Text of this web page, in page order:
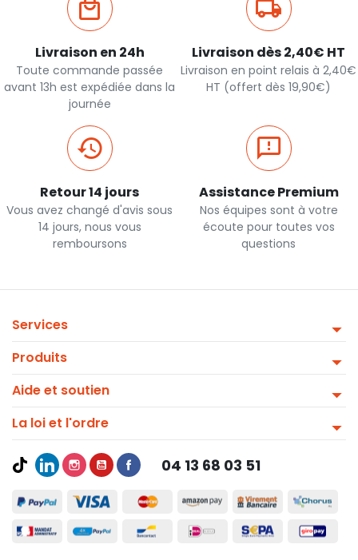
Livraison en 24h
Toute commande passée
avant 13h est expédiée dans la
journée
Livraison dès 2,40€ HT
Livraison en point relais à 2,40€
HT (offert dès 19,90€)
Retour 14 jours
Vous avez changé d'avis sous
14 jours, nous vous
remboursons
Assistance Premium
Nos équipes sont à votre
écoute pour toutes vos
questions
Services
Produits
Aide et soutien
La loi et l'ordre
04 13 68 03 51